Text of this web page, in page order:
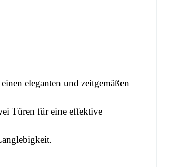
eleganten und zeitgemäßen
Türen für eine effektive